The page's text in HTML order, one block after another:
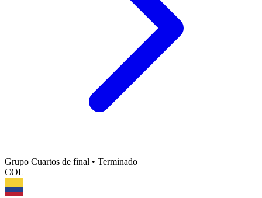
Grupo Cuartos de final • Terminado
COL